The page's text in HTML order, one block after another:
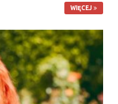
WIĘCEJ